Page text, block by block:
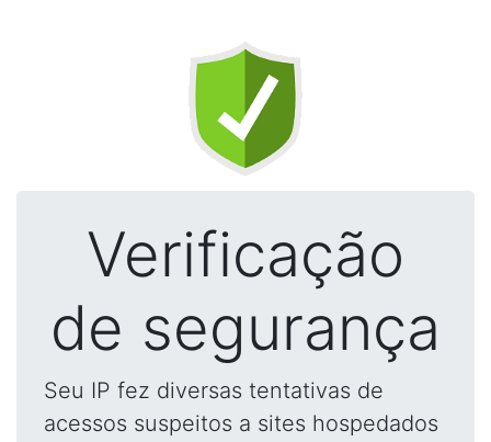
Verificação
de segurança
Seu IP fez diversas tentativas de
acessos suspeitos a sites hospedados